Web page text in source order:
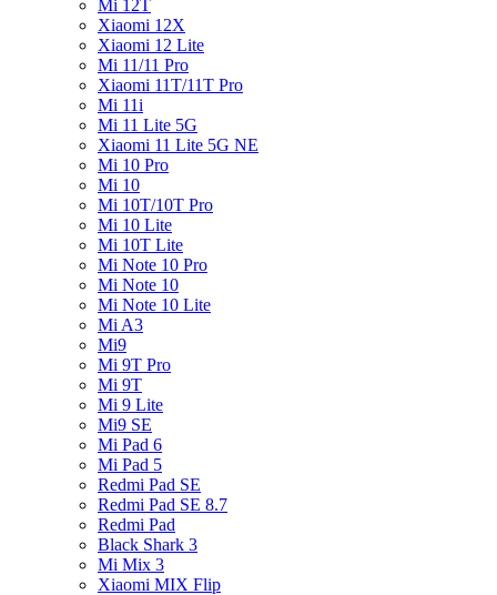
Mi 12T
Xiaomi 12X
Xiaomi 12 Lite
Mi 11/11 Pro
Xiaomi 11T/11T Pro
Mi 11i
Mi 11 Lite 5G
Xiaomi 11 Lite 5G NE
Mi 10 Pro
Mi 10
Mi 10T/10T Pro
Mi 10 Lite
Mi 10T Lite
Mi Note 10 Pro
Mi Note 10
Mi Note 10 Lite
Mi A3
Mi9
Mi 9T Pro
Mi 9T
Mi 9 Lite
Mi9 SE
Mi Pad 6
Mi Pad 5
Redmi Pad SE
Redmi Pad SE 8.7
Redmi Pad
Black Shark 3
Mi Mix 3
Xiaomi MIX Flip